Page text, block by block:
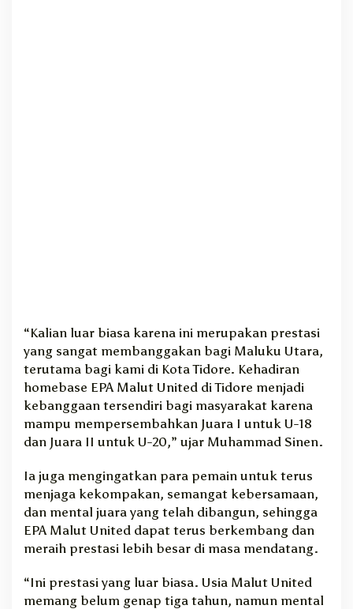
2
0
2
6
“Kalian luar biasa karena ini merupakan prestasi
yang sangat membanggakan bagi Maluku Utara,
terutama bagi kami di Kota Tidore. Kehadiran
homebase EPA Malut United di Tidore menjadi
kebanggaan tersendiri bagi masyarakat karena
mampu mempersembahkan Juara I untuk U-18
dan Juara II untuk U-20,” ujar Muhammad Sinen.
Ia juga mengingatkan para pemain untuk terus
menjaga kekompakan, semangat kebersamaan,
dan mental juara yang telah dibangun, sehingga
EPA Malut United dapat terus berkembang dan
meraih prestasi lebih besar di masa mendatang.
“Ini prestasi yang luar biasa. Usia Malut United
memang belum genap tiga tahun, namun mental